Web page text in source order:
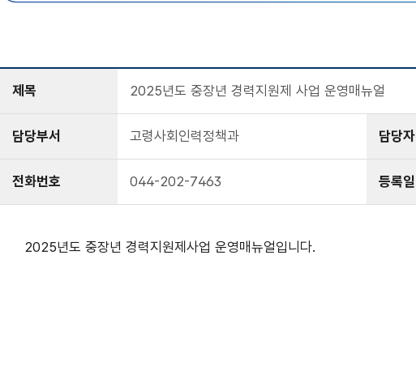
제목 2025년도 중장년 경력지원제 사업 운영매뉴얼
담당부서 고령사회인력정책과 담당자
전화번호 044-202-7463 등록일
2025년도 중장년 경력지원제사업 운영매뉴얼입니다.